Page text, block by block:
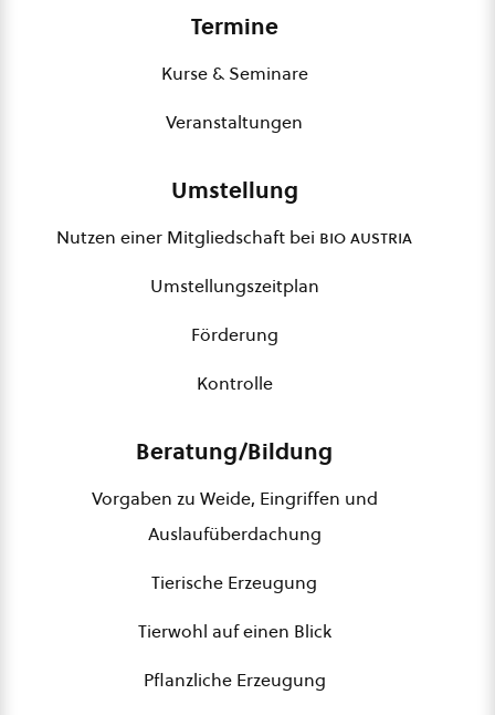
Termine
Kurse & Seminare
Veranstaltungen
Umstellung
Nutzen einer Mitgliedschaft bei bio austria
Umstellungszeitplan
Förderung
Kontrolle
Beratung/Bildung
Vorgaben zu Weide, Eingriffen und
Auslaufüberdachung
Tierische Erzeugung
Tierwohl auf einen Blick
Pflanzliche Erzeugung